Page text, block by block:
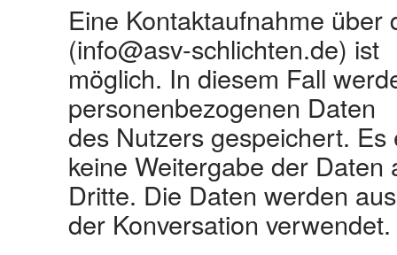
Eine Kontaktaufnahme über
(info@asv‐schlichten.de) ist
möglich. In diesem Fall
personenbezogenen Daten
des Nutzers gespeichert.
keine Weitergabe der Daten
Dritte. Die Daten werden
der Konversation verwendet.